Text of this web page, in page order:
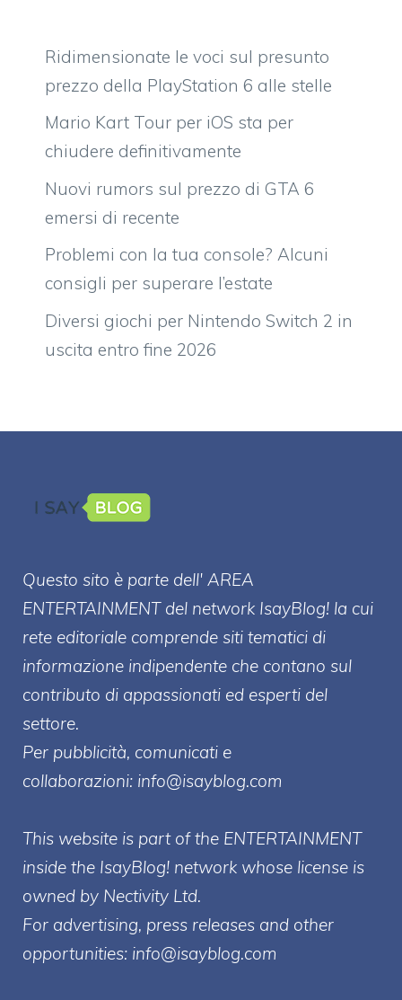
Ridimensionate le voci sul presunto
prezzo della PlayStation 6 alle stelle
Mario Kart Tour per iOS sta per
chiudere definitivamente
Nuovi rumors sul prezzo di GTA 6
emersi di recente
Problemi con la tua console? Alcuni
consigli per superare l’estate
Diversi giochi per Nintendo Switch 2 in
uscita entro fine 2026
Questo sito è parte dell' AREA
ENTERTAINMENT del network IsayBlog! la cui
rete editoriale comprende siti tematici di
informazione indipendente che contano sul
contributo di appassionati ed esperti del
settore.
Per pubblicità, comunicati e
collaborazioni: info@isayblog.com
This website is part of the ENTERTAINMENT
inside the IsayBlog! network whose license is
owned by Nectivity Ltd.
For advertising, press releases and other
opportunities: info@isayblog.com